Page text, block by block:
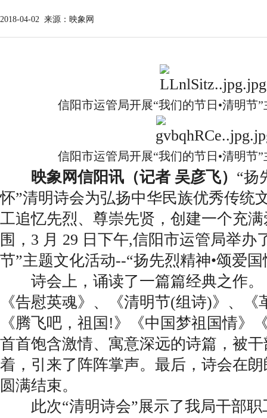
2018-04-02 来源：映象网
信阳市运管局开展“我们的节日•清明节
信阳市运管局开展“我们的节日•清明节
映象网信阳讯（记者 吴彦飞） “扬
怀”清明诗会为弘扬中华民族优秀传统
工追忆先烈、尊崇先贤，创建一个充
围，3 月 29 日下午,信阳市运管局举办
节”主题文化活动--“扬先烈精神•颂爱
诗会上，诵读了一篇篇经典之作。
《告慰英魂》、《清明节(组诗)》、
《腾飞吧，祖国!》《中国梦祖国情》
首首饱含激情、寓意深远的诗篇，被
着，引来了阵阵掌声。最后，诗会在
圆满结束。
此次“清明诗会”展示了我局干部职